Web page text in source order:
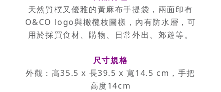
天然質樸又優雅的黃麻布手提袋，兩面印有
O&CO logo與橄欖枝圖樣，內有防水層，可
用於採買食材、購物、日常外出、郊遊等。
尺寸規格
外觀：高35.5 x 長39.5 x 寬14.5 cm，手把
高度14cm